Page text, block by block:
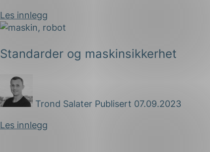
Les innlegg
Standarder og maskinsikkerhet
Trond Salater Publisert 07.09.2023
Les innlegg